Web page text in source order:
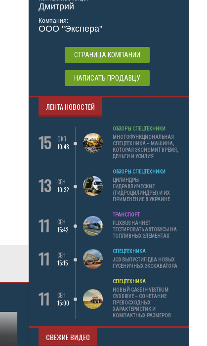
Дмитрий
Компания:
ООО "Экспера"
СТРАНИЦА КОМПАНИИ
НАПИСАТЬ ПРОДАВЦУ
ЛЕНТА НОВОСТЕЙ
15
ОКТ
10:48
ОБЗОРЫ СПЕЦТЕХНИКИ
МНОГОФУНКЦИОНАЛЬНАЯ
СПЕЦТЕХНИКА – МАШИНА,
КОТОРАЯ ЭКОНОМИТ ВРЕМЯ,
ДЕНЬГИ И УСИЛИЯ
13
СЕН
10:32
ОБЗОРЫ СПЕЦТЕХНИКИ
ЦИЛИНДРЫ
ГИДРАВЛИЧЕСКИЕ
(ГИДРОЦИЛИНДРЫ) И ИХ
ПРИМЕНЕНИЕ В УКРАИНЕ
11
СЕН
15:42
ТРАНСПОРТ
FLIXBUS НАЧНЕТ
ТЕСТИРОВАТЬ АВТОБУСЫ НА
ТОПЛИВНЫХ ЭЛЕМЕНТАХ
11
СЕН
15:15
СПЕЦТЕХНИКА
JCB ВЫПУСТИЛ ДВА НОВЫХ
ГУСЕНИЧНЫХ ЭКСКАВАТОРА
11
СЕН
15:00
СПЕЦТЕХНИКА
НОВЫЙ CASE IH VESTRUM
CVXDRIVE – СОЧЕТАНИЕ
ПРЕВОСХОДНЫХ
ХАРАКТЕРИСТИК И
КОМПАКТНЫХ РАЗМЕРОВ
СВЕЖИЕ ВИДЕО